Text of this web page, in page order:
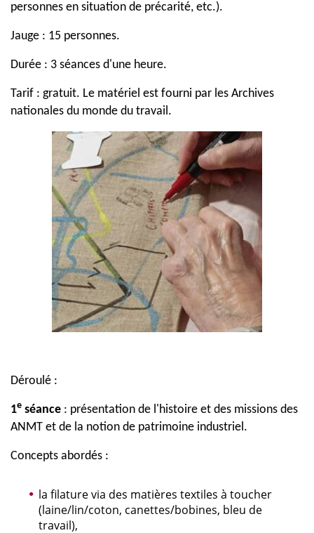
personnes en situation de précarité, etc.).
Jauge : 15 personnes.
Durée : 3 séances d'une heure.
Tarif : gratuit. Le matériel est fourni par les Archives
nationales du monde du travail.
Déroulé :
1e séance : présentation de l'histoire et des missions des
ANMT et de la notion de patrimoine industriel.
Concepts abordés :
la filature via des matières textiles à toucher
(laine/lin/coton, canettes/bobines, bleu de
travail),